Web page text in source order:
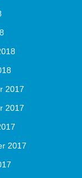
2017
2017
2017